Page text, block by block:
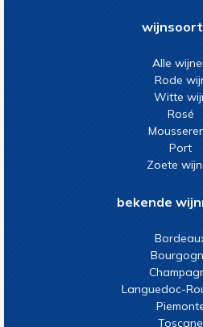
Alle
Rode
Witte
Rosé
Port
Zoete
bekende
Languedoc-
Toscane